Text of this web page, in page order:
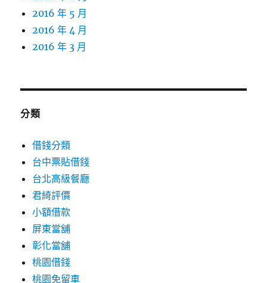
2016 年 5 月
2016 年 4 月
2016 年 3 月
分類
借錢分類
台中票貼借錢
台北高級餐廳
君綺評價
小額借款
屏東當舖
彰化當舖
桃園借錢
桃園免留車